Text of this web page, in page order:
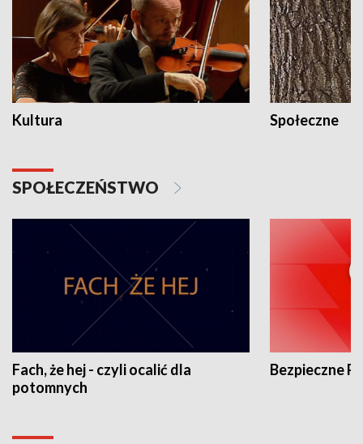
Kultura Społeczne
SPOŁECZEŃSTWO
Fach, że hej - czyli ocalić dla
potomnych
Bezpieczne